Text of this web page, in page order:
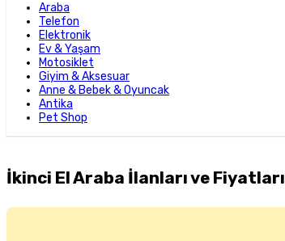
Araba
Telefon
Elektronik
Ev & Yaşam
Motosiklet
Giyim & Aksesuar
Anne & Bebek & Oyuncak
Antika
Pet Shop
İkinci El Araba İlanları ve Fiyatları